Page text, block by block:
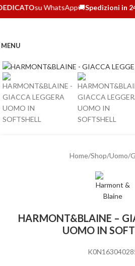
su WhatsApp🚚Spedizioni in
MENU
Home/Shop/Uomo/
HARMONT&BLAINE –
UOMO IN